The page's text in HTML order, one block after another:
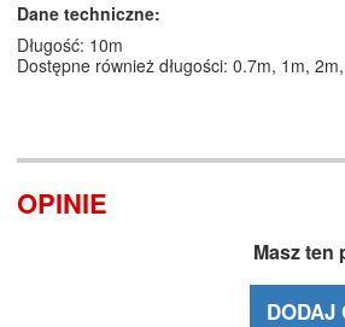
Dane techniczne:
Długość: 10m
Dostępne również długości: 0.7m, 1m,
OPINIE
Masz ten
DODAJ